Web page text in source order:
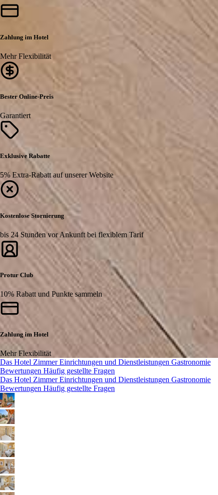
Zahlung im Hotel
Mehr Flexibilität
Bester Online-Preis
Garantiert
Exklusive Rabatte
5% Extra-Rabatt auf unserer Website
Kostenlose Stornierung
bis 24 Stunden vor Ankunft bei flexiblem Tarif
Protur Club
10% Rabatt und Punkte sammeln
Zahlung im Hotel
Mehr Flexibilität
Das Hotel ZimmerEinrichtungen und Dienstleistungen Gastronomie
Bewertungen Häufig gestellte Fragen
Das Hotel ZimmerEinrichtungen und Dienstleistungen Gastronomie
Bewertungen Häufig gestellte Fragen